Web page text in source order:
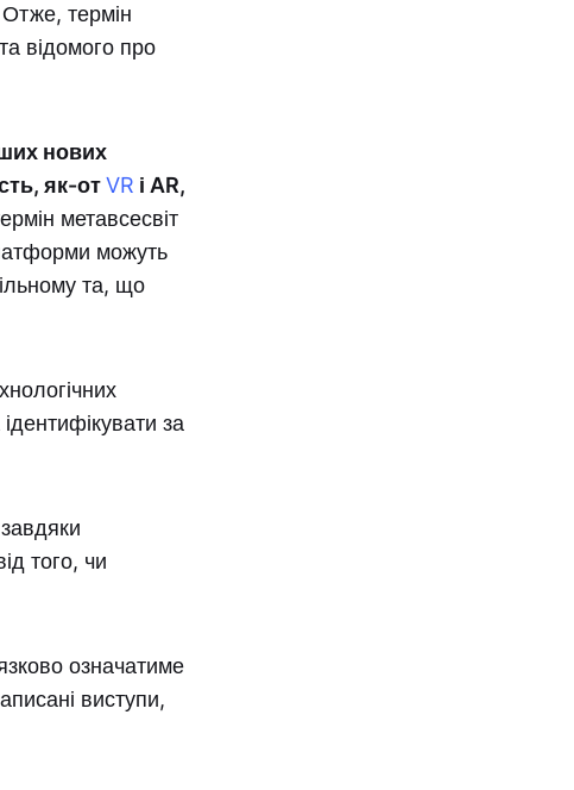
термін
відомого про
нових
як-отVR і AR,
метавсесвіт
можуть
та, що
за
того, чи
означатиме
виступи,